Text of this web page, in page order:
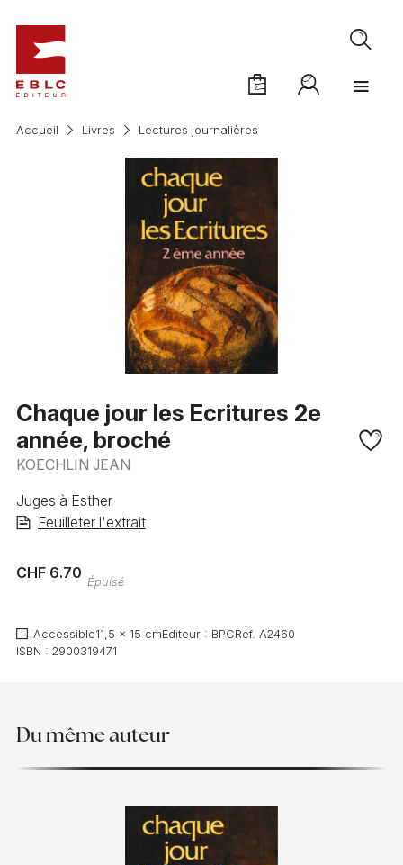
Accueil Livres Lectures journalières
Chaque jour les Ecritures 2e
année, broché
KOECHLIN JEAN
Juges à Esther
Feuilleter l'extrait
CHF 6.70
Épuisé
Accessible11,5 x 15 cmÉditeur : BPCRéf. A2460
ISBN : 2900319471
Du même auteur